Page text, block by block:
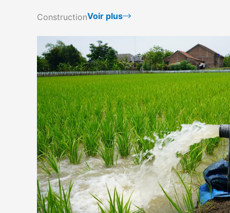
ConstructionVoir plus